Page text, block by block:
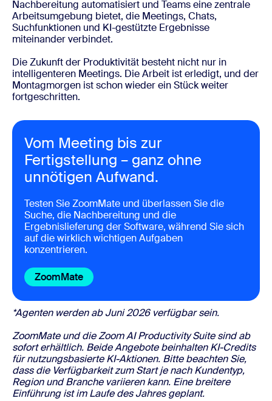
Nachbereitung automatisiert und Teams eine zentrale
Arbeitsumgebung bietet, die Meetings, Chats,
Suchfunktionen und KI-gestützte Ergebnisse
miteinander verbindet.
Die Zukunft der Produktivität besteht nicht nur in
intelligenteren Meetings. Die Arbeit ist erledigt, und der
Montagmorgen ist schon wieder ein Stück weiter
fortgeschritten.
Vom Meeting bis zur
Fertigstellung – ganz ohne
unnötigen Aufwand.
Testen Sie ZoomMate und überlassen Sie die
Suche, die Nachbereitung und die
Ergebnislieferung der Software, während Sie sich
auf die wirklich wichtigen Aufgaben
konzentrieren.
ZoomMate
*Agenten werden ab Juni 2026 verfügbar sein.
ZoomMate und die Zoom AI Productivity Suite sind ab
sofort erhältlich. Beide Angebote beinhalten KI-Credits
für nutzungsbasierte KI-Aktionen. Bitte beachten Sie,
dass die Verfügbarkeit zum Start je nach Kundentyp,
Region und Branche variieren kann. Eine breitere
Einführung ist im Laufe des Jahres geplant.